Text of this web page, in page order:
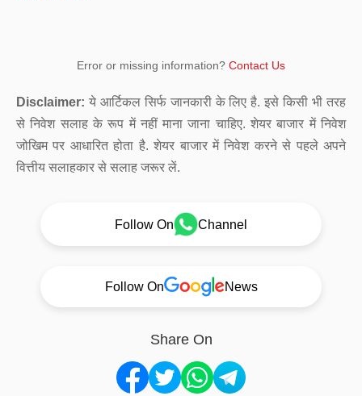
Error or missing information? Contact Us
Disclaimer: ये आर्टिकल सिर्फ जानकारी के लिए है. इसे किसी भी तरह
से निवेश सलाह के रूप में नहीं माना जाना चाहिए. शेयर बाजार में निवेश
जोखिम पर आधारित होता है. शेयर बाजार में निवेश करने से पहले अपने
वित्तीय सलाहकार से सलाह जरूर लें.
Follow On Channel
Follow On News
Share On